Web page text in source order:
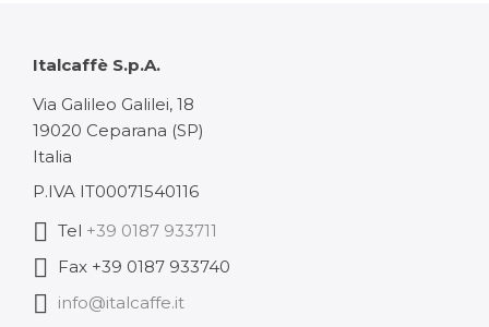
Italcaffè S.p.A.
Via Galileo Galilei, 18
19020 Ceparana (SP)
Italia
P.IVA IT00071540116
Tel +39 0187 933711
Fax +39 0187 933740
info@italcaffe.it